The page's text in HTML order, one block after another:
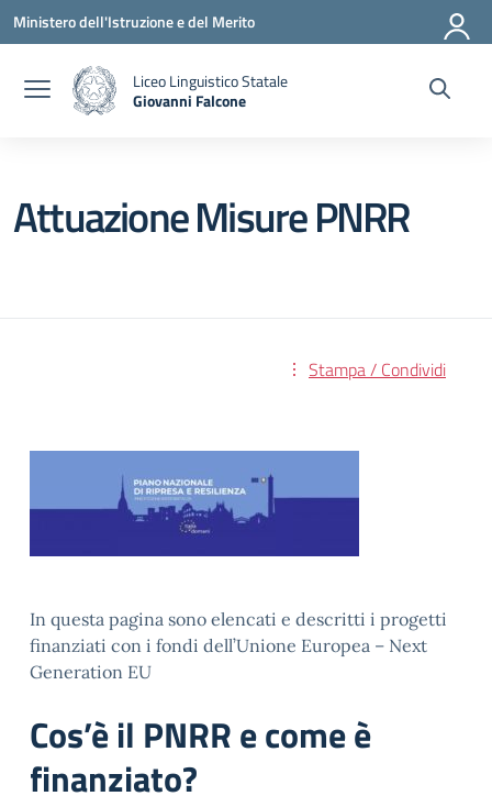
Vai ai contenuti
Vai al menu di navigazione
Vai al footer
Ministero dell'Istruzione e del Merito
Liceo Linguistico Statale
Giovanni Falcone
Attuazione Misure PNRR
Stampa / Condividi
In questa pagina sono elencati e descritti i progetti
finanziati con i fondi dell’Unione Europea – Next
Generation EU
Cos’è il PNRR e come è
finanziato?